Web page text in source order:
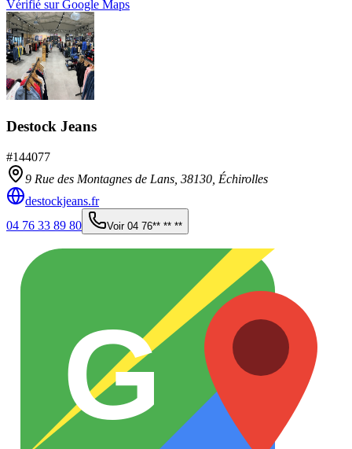
Vérifié sur Google Maps
Destock Jeans
#144077
9 Rue des Montagnes de Lans, 38130 Échirolles
destockjeans.fr
04 76 33 89 80
Voir 04 76** ** **
G